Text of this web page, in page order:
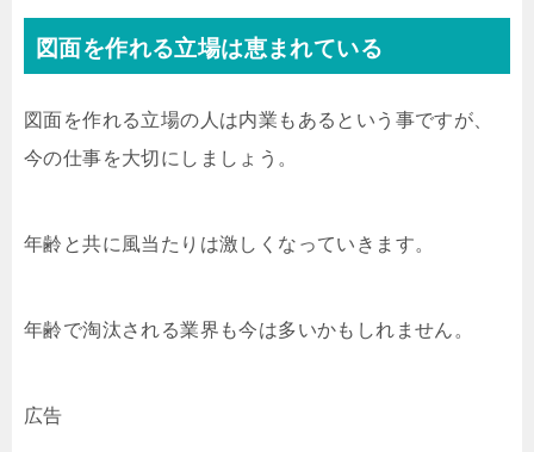
図面を作れる立場は恵まれている
図面を作れる立場の人は内業もあるという事ですが、
今の仕事を大切にしましょう。
年齢と共に風当たりは激しくなっていきます。
年齢で淘汰される業界も今は多いかもしれません。
広告